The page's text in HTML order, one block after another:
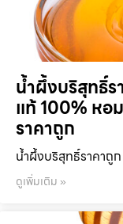
น้ำผึ้งบริสุทธิ์
แท้ 100% หอ
ราคาถูก
น้ำผึ้งบริสุทธิ์ราคาถู
ดูเพิ่มเติม »